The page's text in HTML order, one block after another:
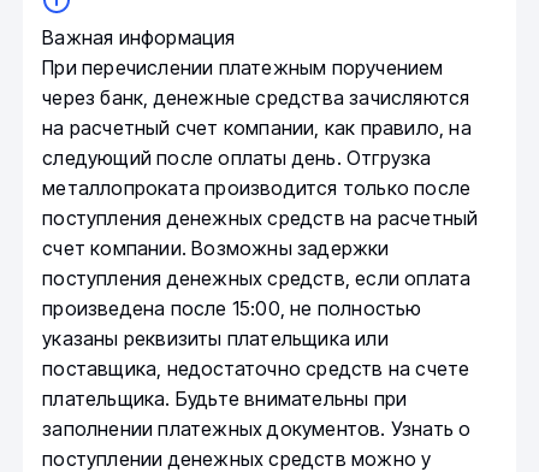
Важная информация
При перечислении платежным поручением
через банк, денежные средства зачисляются
на расчетный счет компании, как правило, на
следующий после оплаты день. Отгрузка
металлопроката производится только после
поступления денежных средств на расчетный
счет компании. Возможны задержки
поступления денежных средств, если оплата
произведена после 15:00, не полностью
указаны реквизиты плательщика или
поставщика, недостаточно средств на счете
плательщика. Будьте внимательны при
заполнении платежных документов. Узнать о
поступлении денежных средств можно у